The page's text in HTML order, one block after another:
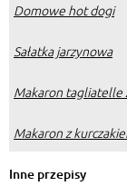
Domowe hot dogi
Sałatka jarzynowa
Makaron tagliatelle
Makaron z
Inne przepisy